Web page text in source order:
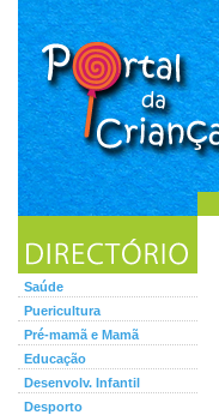
Saúde
Puericultura
Pré-mamã e Mamã
Educação
Desenvolv. Infantil
Desporto